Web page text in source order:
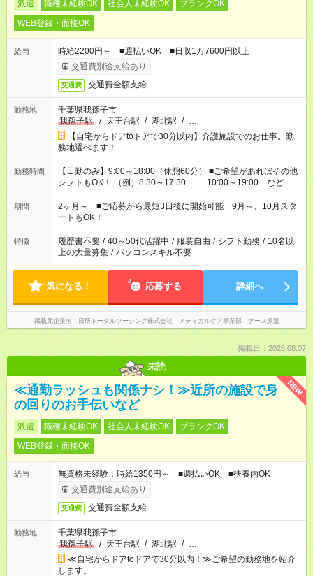
派遣 職種未経験OK 社会人未経験OK
ブランクOK
WEB登録・面接OK
給与
時給2200円～ ■週払いOK ■日収1万7600円以上
交通費別途支給あり
交通費 交通費全額支給
勤務地
千葉県我孫子市
我孫子駅
/ 天王台駅 / 湖北駅 / …
【自宅からドアtoドアで30分以内】介護施設でのお仕事。勤
務地選べます！
勤務時間
【日勤のみ】9:00～18:00（休憩60分） ■ご希望があればその他
シフトもOK！ （例）8:30～17:30 10:00～19:00 など
「家族とお休みを合わせたい」 「できれば残業はしたくない」
など、あなたのご希望に沿ったお仕事をご紹介します！ ※Wワ
ーク希望の方へ 今ご覧のお仕事で希望する勤務時間と、もう1つ
のお仕事の勤務時間。 合計で週40時間を超える場合は応募でき
ません
期間
2ヶ月～ ■ご応募から最短3日後に開始可能 9月～、10月スタ
ートもOK！
特徴 履歴書不要 / 40～50代活躍中 / 服装自由 / シフト勤務 / 10名以
上の大量募集 / パソコンスキル不要
気になる！ 応募する 詳細へ
掲載元企業名 日研トータルソーシング株式会社 メディカルケア事業部 ナース派遣
掲載日：2026.08.07
未読
NEW
≪通勤ラッシュも関係ナシ！≫近所の施設で身
の回りのお手伝いなど
派遣 職種未経験OK 社会人未経験OK
ブランクOK
WEB登録・面接OK
給与
無資格未経験：時給1350円～ ■週払いOK ■扶養内OK
交通費別途支給あり
交通費 交通費全額支給
勤務地
千葉県我孫子市
我孫子駅
/ 天王台駅 / 湖北駅 / …
≪自宅からドアtoドアで30分以内！≫ご希望の勤務地を紹介
します。